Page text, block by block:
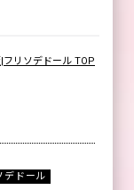
リソデドール TOP
デドール